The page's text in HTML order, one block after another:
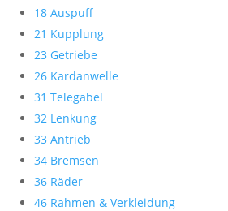
18 Auspuff
21 Kupplung
23 Getriebe
26 Kardanwelle
31 Telegabel
32 Lenkung
33 Antrieb
34 Bremsen
36 Räder
46 Rahmen & Verkleidung